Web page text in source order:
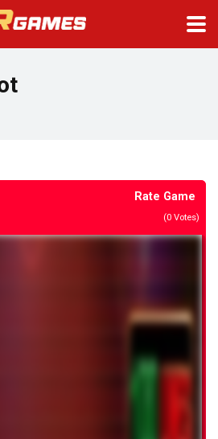
Rate Game
(0 Votes)